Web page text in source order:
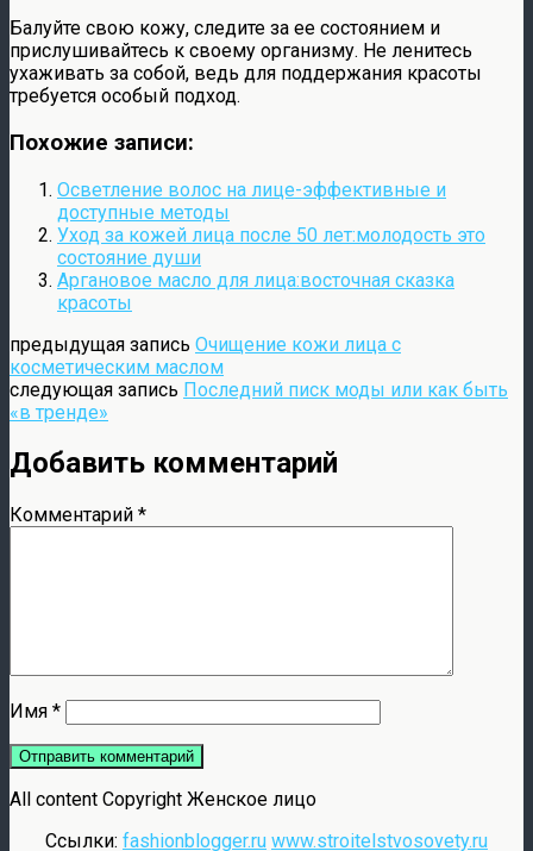
Балуйте свою кожу, следите за ее состоянием и
прислушивайтесь к своему организму. Не ленитесь
ухаживать за собой, ведь для поддержания красоты
требуется особый подход.
Похожие записи:
Осветление волос на лице-эффективные и
доступные методы
Уход за кожей лица после 50 лет:молодость это
состояние души
Аргановое масло для лица:восточная сказка
красоты
предыдущая запись Очищение кожи лица с
косметическим маслом
следующая запись Последний писк моды или как быть
«в тренде»
Добавить комментарий
Комментарий *
Имя *
All content Copyright Женское лицо
Ссылки: fashionblogger.ru www.stroitelstvosovety.ru